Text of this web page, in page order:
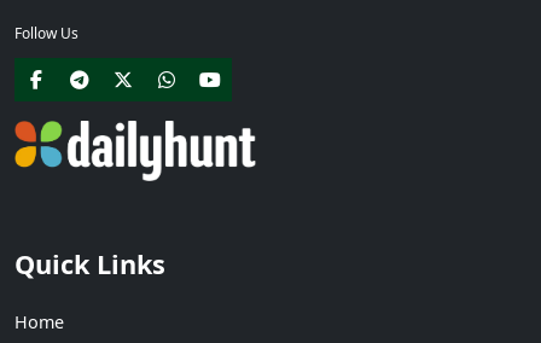
Follow Us
Quick Links
Home